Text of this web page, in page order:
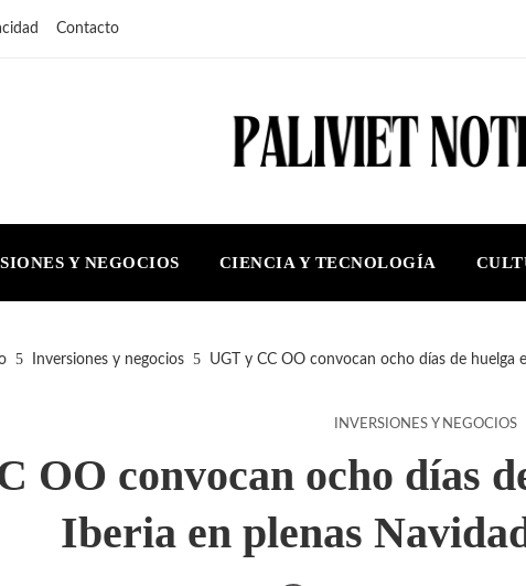
Contacto
Y NEGOCIOS CIENCIA Y TECNOLOGÍA
Inversiones y negocios UGT y CC OO convocan ocho días de huelga
INVERSIONES Y NEGOCIOS
OO convocan ocho días
Iberia en plenas